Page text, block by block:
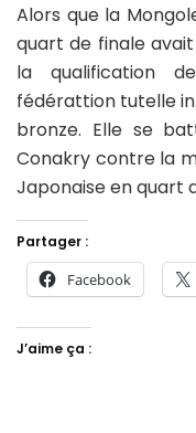
Alors que la
quart de finale
la qualification
fédérattion tutelle
bronze. Elle se
Conakry contre la
Japonaise en quart
Partager :
Facebook
J’aime ça :